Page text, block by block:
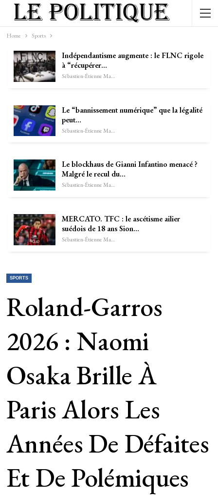
Home Sports
Indépendantisme augmente : le FLNC rigole
à “récupérer…
Sébastien-Étienne Marechal
Le “bannissement numérique” que la légalité
peut…
Sébastien-Étienne Marechal
Le blockhaus de Gianni Infantino menacé ?
Malgré le recul du…
Sébastien-Étienne Marechal
MERCATO. TFC : le ascétisme ailier
suédois de 18 ans Sion…
Sébastien-Étienne Marechal
SPORTS
Roland-Garros
2026 : Naomi
Osaka Brille À
Paris Alors Les
Années De Défaites
Et De Polémiques